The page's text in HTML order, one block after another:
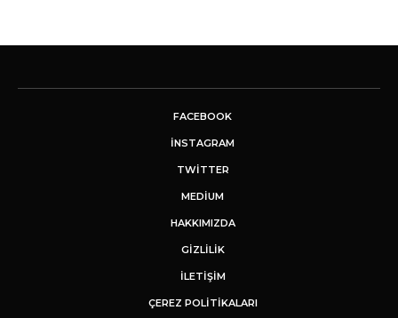
FACEBOOK
INSTAGRAM
TWITTER
MEDIUM
HAKKIMIZDA
GİZLİLİK
İLETIŞIM
ÇEREZ POLITIKALARI